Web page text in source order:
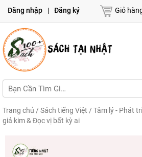
Đăng nhập | Đăng ký Giỏ
Trang chủ / Sách tiếng Việt / Tâm lý - Phát
giả kim & Đọc vị bất kỳ ai